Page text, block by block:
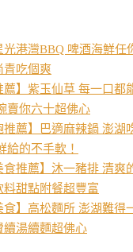
光港灣BBQ 啤酒海鮮任
青吃個爽
薦】紫玉仙草 每一口都
賣你六十超佛心
推薦】巴適麻辣鍋 澎湖
給的不手軟！
食推薦】沐一豬排 清爽
料甜點附餐超豐富
食】高松麵所 澎湖難得
續湯續麵超佛心